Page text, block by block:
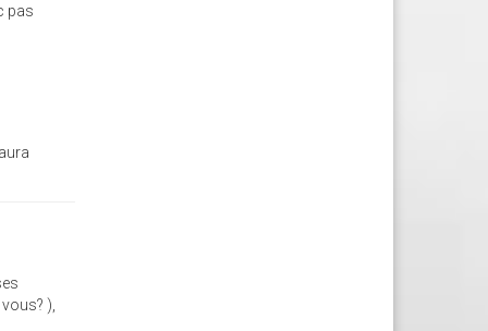
pas
),